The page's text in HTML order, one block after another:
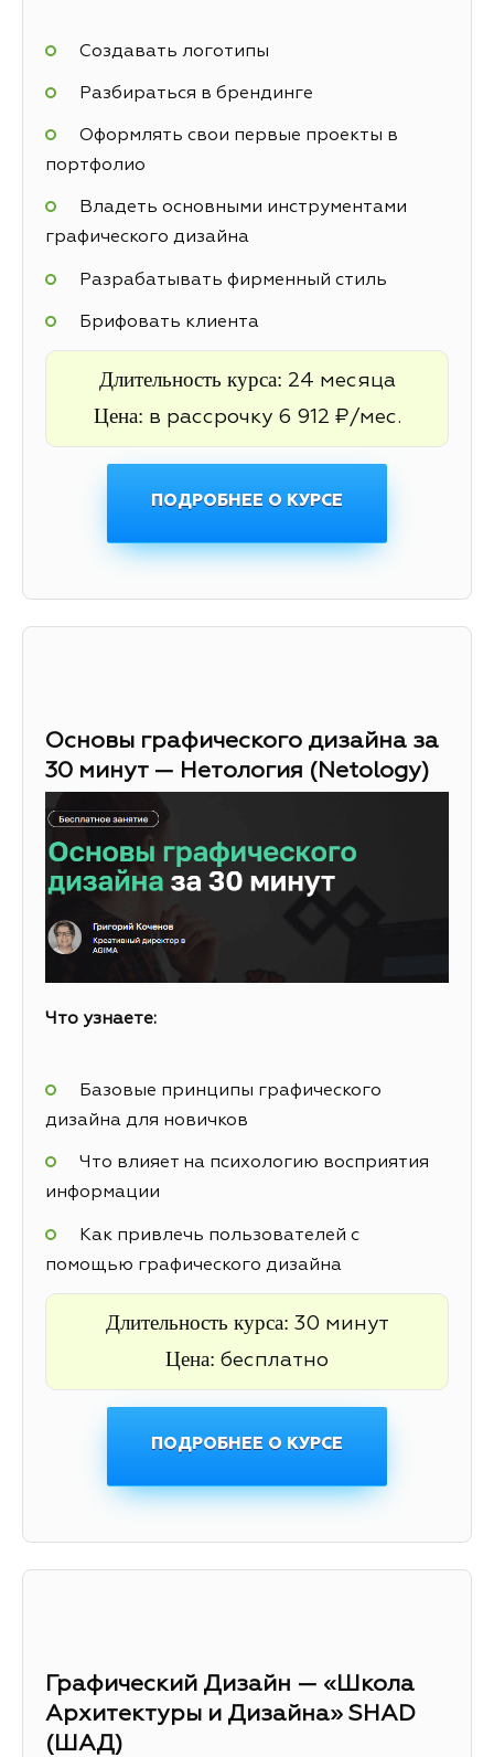
Создавать логотипы
Разбираться в брендинге
Оформлять свои первые проекты в
портфолио
Владеть основными инструментами
графического дизайна
Разрабатывать фирменный стиль
Брифовать клиента
Длительность курса: 24 месяца
Цена: в рассрочку 6 912 ₽/мес.
ПОДРОБНЕЕ О КУРСЕ
Основы графического дизайна за
30 минут — Нетология (Netology)
Что узнаете:
Базовые принципы графического
дизайна для новичков
Что влияет на психологию восприятия
информации
Как привлечь пользователей с
помощью графического дизайна
Длительность курса: 30 минут
Цена: бесплатно
ПОДРОБНЕЕ О КУРСЕ
Графический Дизайн — «Школа
Архитектуры и Дизайна» SHAD
(ШАД)